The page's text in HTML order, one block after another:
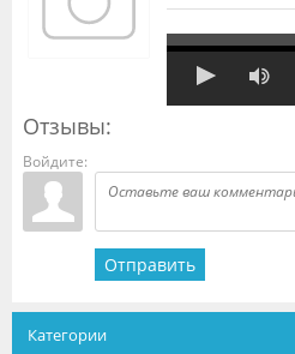
Отзывы:
Войдите:
Отправить
Категории